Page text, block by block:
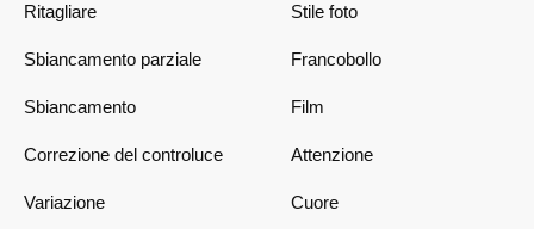
Ritagliare
Sbiancamento parziale
Sbiancamento
Correzione del controluce
Variazione
Stile foto
Francobollo
Film
Attenzione
Cuore